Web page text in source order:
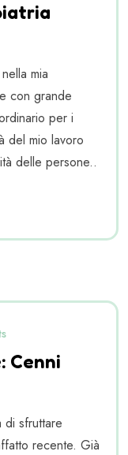
mia
con grande
per i
del mio lavoro
delle persone..
Cenni
sfruttare
recente. Già